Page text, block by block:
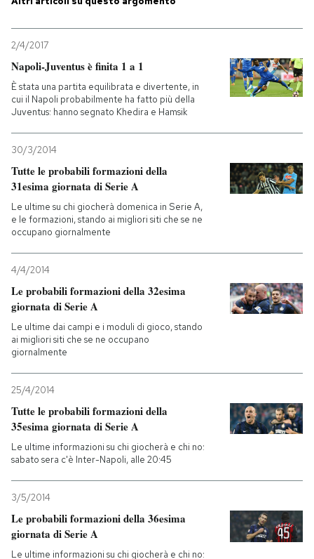
PODCAST
NEWSLETTER
I MIEI PREFERITI
SHOP
CALENDARIO
Entra
2/4/2017
Napoli-Juventus è finita 1 a 1
È stata una partita equilibrata e divertente, in
cui il Napoli probabilmente ha fatto più della
Juventus: hanno segnato Khedira e Hamsik
30/3/2014
Tutte le probabili formazioni della
31esima giornata di Serie A
Le ultime su chi giocherà domenica in Serie A,
e le formazioni, stando ai migliori siti che se ne
occupano giornalmente
4/4/2014
Le probabili formazioni della 32esima
giornata di Serie A
Le ultime dai campi e i moduli di gioco, stando
ai migliori siti che se ne occupano
giornalmente
25/4/2014
Tutte le probabili formazioni della
35esima giornata di Serie A
Le ultime informazioni su chi giocherà e chi no:
sabato sera c'è Inter-Napoli, alle 20:45
3/5/2014
Le probabili formazioni della 36esima
giornata di Serie A
Le ultime informazioni su chi giocherà e chi no: